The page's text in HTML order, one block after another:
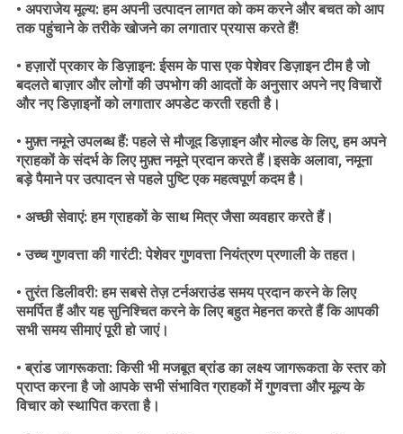
• अपराजेय मूल्य: हम अपनी उत्पादन लागत को कम करने और बचत को आप
तक पहुंचाने के तरीके खोजने का लगातार प्रयास करते हैं!
• हज़ारों प्रकार के डिज़ाइन: ईसम के पास एक पेशेवर डिज़ाइन टीम है जो
बदलते बाज़ार और लोगों की उपभोग की आदतों के अनुसार अपने नए विचारों
और नए डिज़ाइनों को लगातार अपडेट करती रहती है।
• मुफ़्त नमूने उपलब्ध हैं: पहले से मौजूद डिज़ाइन और मोल्ड के लिए, हम अपने
ग्राहकों के संदर्भ के लिए मुफ़्त नमूने प्रदान करते हैं।इसके अलावा, नमूना
बड़े पैमाने पर उत्पादन से पहले पुष्टि एक महत्वपूर्ण कदम है।
• अच्छी सेवाएं: हम ग्राहकों के साथ मित्र जैसा व्यवहार करते हैं।
• उच्च गुणवत्ता की गारंटी: पेशेवर गुणवत्ता नियंत्रण प्रणाली के तहत।
• तुरंत डिलीवरी: हम सबसे तेज़ टर्नअराउंड समय प्रदान करने के लिए
समर्पित हैं और यह सुनिश्चित करने के लिए बहुत मेहनत करते हैं कि आपकी
सभी समय सीमाएं पूरी हो जाएं।
• ब्रांड जागरूकता: किसी भी मजबूत ब्रांड का लक्ष्य जागरूकता के स्तर को
प्राप्त करना है जो आपके सभी संभावित ग्राहकों में गुणवत्ता और मूल्य के
विचार को स्थापित करता है।